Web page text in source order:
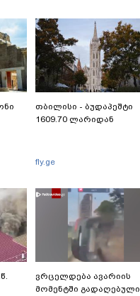
თბილისი - ბუდაპეშტი
1609.70 ლარიდან
fly.ge
ვრცელდება ავარიის
მომენტში გადაღებული